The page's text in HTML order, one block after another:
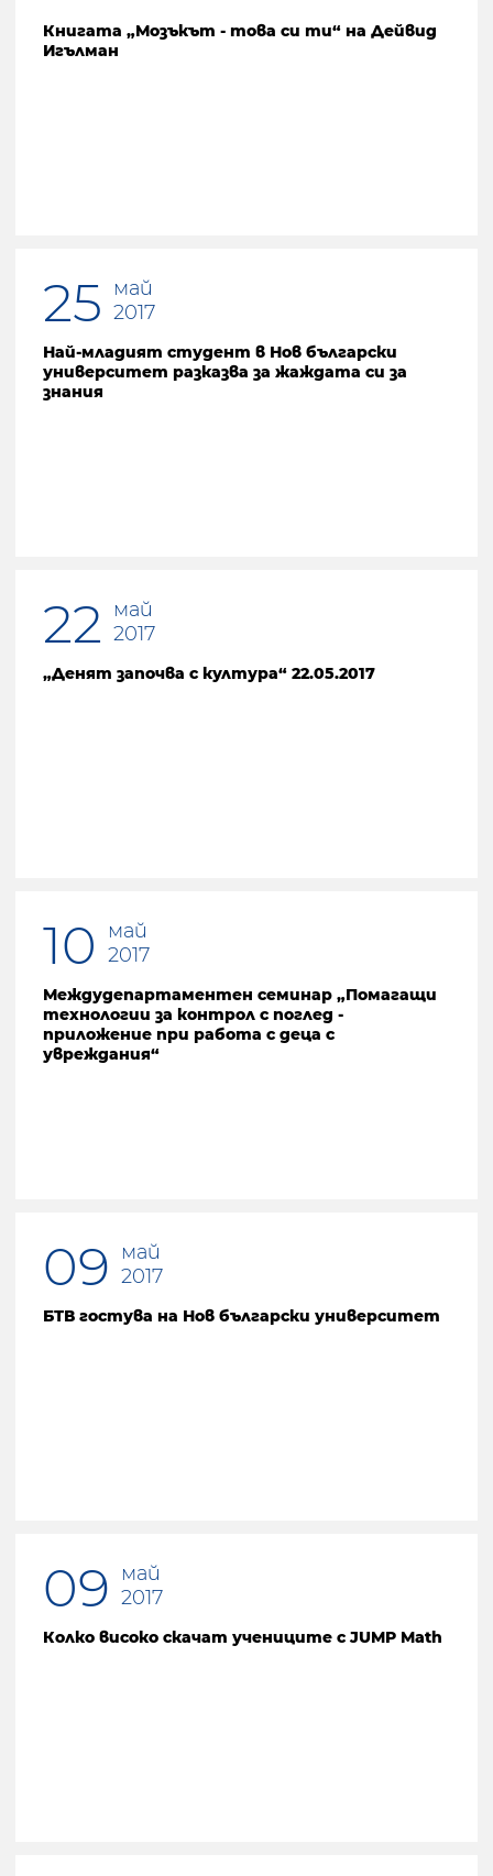
Книгата „Мозъкът - това си ти“ на Дейвид
Игълман
25
май
2017
Най-младият студент в Нов български
университет разказва за жаждата си за
знания
22
май
2017
„Денят започва с култура“ 22.05.2017
10
май
2017
Междудепартаментен семинар „Помагащи
технологии за контрол с поглед -
приложение при работа с деца с
увреждания“
09
май
2017
БТВ гостува на Нов български университет
09
май
2017
Колко високо скачат учениците с JUMP Math